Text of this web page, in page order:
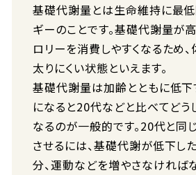
基礎代謝量とは生命維持に最
ギーのことです。基礎代謝量が
ロリーを消費しやすくなるため、
太りにくい状態といえます。
基礎代謝量は加齢とともに低下
になると20代などと比べてどう
なるのが一般的です。20代と同
させるには、基礎代謝が低下し
分、運動などを増やさなければ